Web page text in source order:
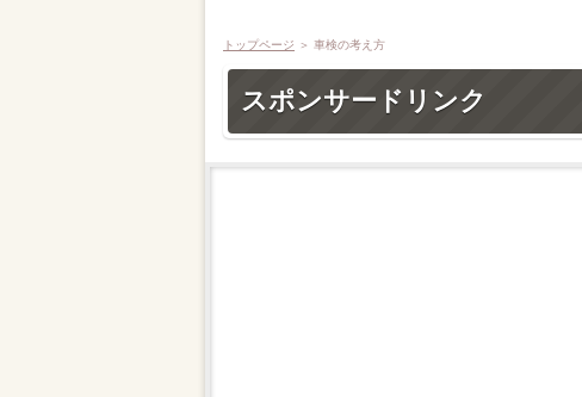
トップページ ＞ 車検の考え方
スポンサードリンク